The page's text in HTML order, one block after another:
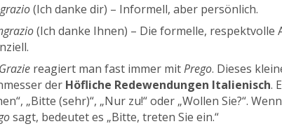
(Ich danke dir) – Informell, aber persönlich.
(Ich danke Ihnen) – Die formelle, respektvolle
Grazie reagiert man fast immer mitPrego. Dieses
der Höfliche Redewendungen Italienisch.
„Bitte (sehr)“, „Nur zu!“ oder „Wollen Sie?“.
sagt, bedeutet es „Bitte, treten Sie ein.“